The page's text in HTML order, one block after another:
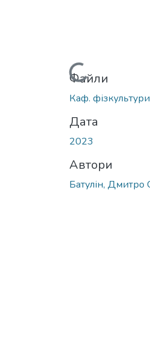
Вантажиться...
Файли
Каф.
Дата
2023
Автори
Батулін, Дмитро